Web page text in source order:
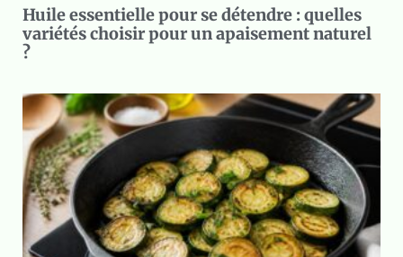
Huile essentielle pour se détendre : quelles
variétés choisir pour un apaisement naturel
?